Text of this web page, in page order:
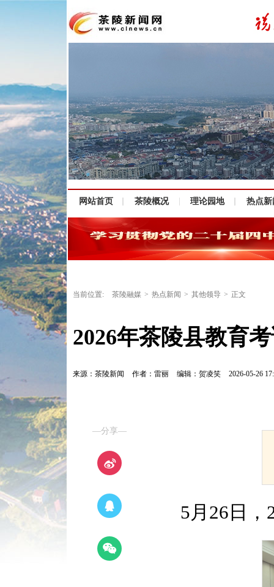
网站首页 茶陵概况 理论园地 热点新
当前位置: 茶陵融媒 > 热点新闻 > 其他领导 > 正文
2026年茶陵县教育
来源：茶陵新闻 作者：雷丽 编辑：贺凌笑 2026-05-26
—分享—
5月26日